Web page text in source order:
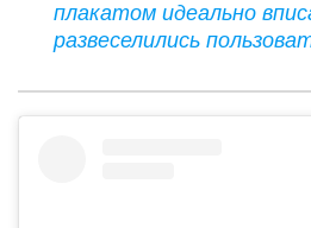
плакатом идеально
развеселились